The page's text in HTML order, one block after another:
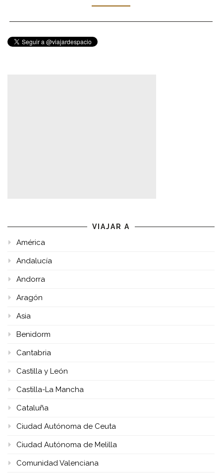
VIAJAR A
América
Andalucía
Andorra
Aragón
Asia
Benidorm
Cantabria
Castilla y León
Castilla-La Mancha
Cataluña
Ciudad Autónoma de Ceuta
Ciudad Autónoma de Melilla
Comunidad Valenciana